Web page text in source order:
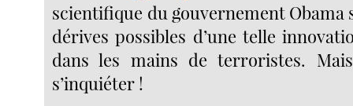
scientifique du gouvernement Obama
dérives possibles d’une telle
dans les mains de terroristes.
s’inquiéter !